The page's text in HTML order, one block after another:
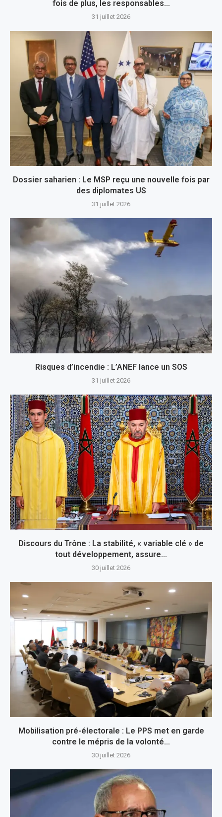
fois de plus, les responsables...
31 juillet 2026
Dossier saharien : Le MSP reçu une nouvelle fois par
des diplomates US
31 juillet 2026
Risques d’incendie : L’ANEF lance un SOS
31 juillet 2026
Discours du Trône : La stabilité, « variable clé » de
tout développement, assure...
30 juillet 2026
Mobilisation pré-électorale : Le PPS met en garde
contre le mépris de la volonté...
30 juillet 2026